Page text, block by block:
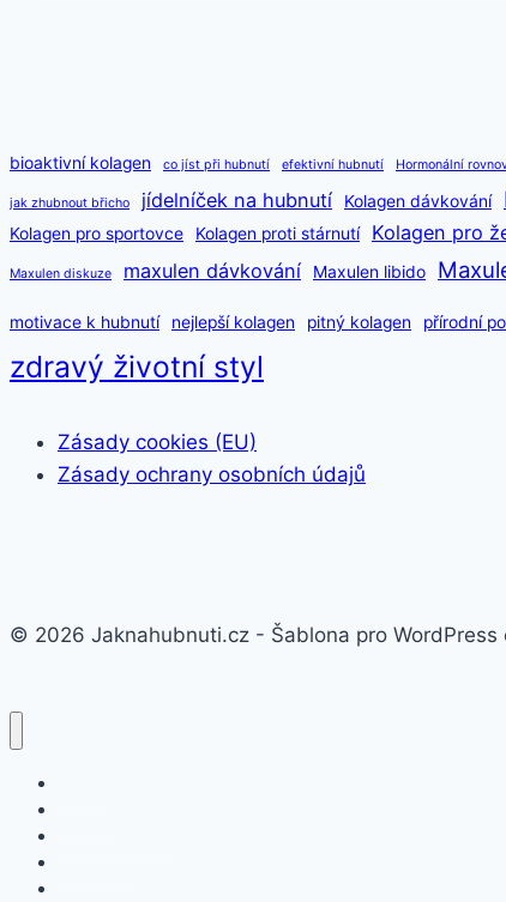
bioaktivní kolagen co jíst při hubnutí efektivní hubnutí Hormonální
jak zhubnout břicho jídelníček na hubnutí Kolagen dávkování
Kolagen pro sportovce
Kolagen proti stárnutí Kolagen pro
Maxulen diskuze maxulen dávkování Maxulen libido
motivace k hubnutí nejlepší kolagen pitný kolagen přírodní
zdravý životní styl
Zásady cookies (EU)
Zásady ochrany osobních údajů
© 2026 Jaknahubnuti.cz - Šablona pro WordPress